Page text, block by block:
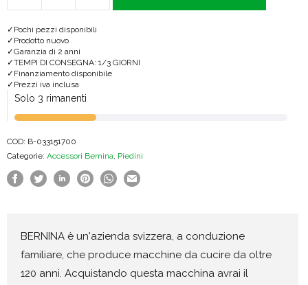
ricamo
Pochi pezzi disponibili
Prodotto nuovo
Garanzia di 2 anni
TEMPI DI CONSEGNA: 1/3 GIORNI
Finanziamento disponibile
Prezzi iva inclusa
Solo 3 rimanenti
COD: B-033151700
Categorie: Accessori Bernina, Piedini
BERNINA è un'azienda svizzera, a conduzione
familiare, che produce macchine da cucire da oltre
120 anni. Acquistando questa macchina avrai il